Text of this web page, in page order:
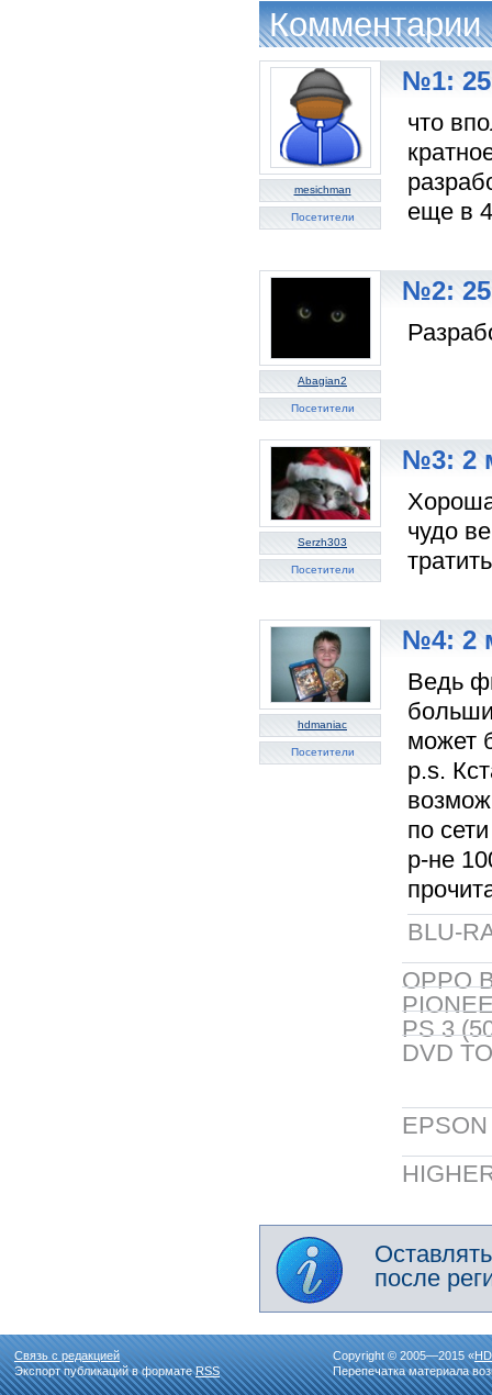
Комментарии
mesichman
Посетители
№1: 25
что
еще в
Abagian2
Посетители
№2: 25
Serzh303
Посетители
№3: 2
чудо
hdmaniac
Посетители
№4: 2
Ведь
может
p.s.
по
р-не
BLU-
OPPO
PS 3
DVD
после
Связь с редакцией
Экспорт публикаций в форматеRSS
Copyright © 2005—2015 «
Перепечатка материала